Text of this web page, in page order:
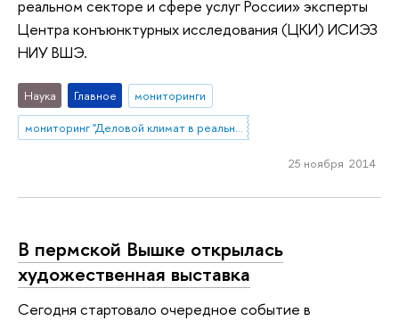
реальном секторе и сфере услуг России» эксперты
Центра конъюнктурных исследования (ЦКИ) ИСИЭЗ
НИУ ВШЭ.
Наука Главное
мониторинги
мониторинг "Деловой климат в реальном секторе и сфере услуг России"
25 ноября 2014
В пермской Вышке открылась
художественная выставка
Сегодня стартовало очередное событие в